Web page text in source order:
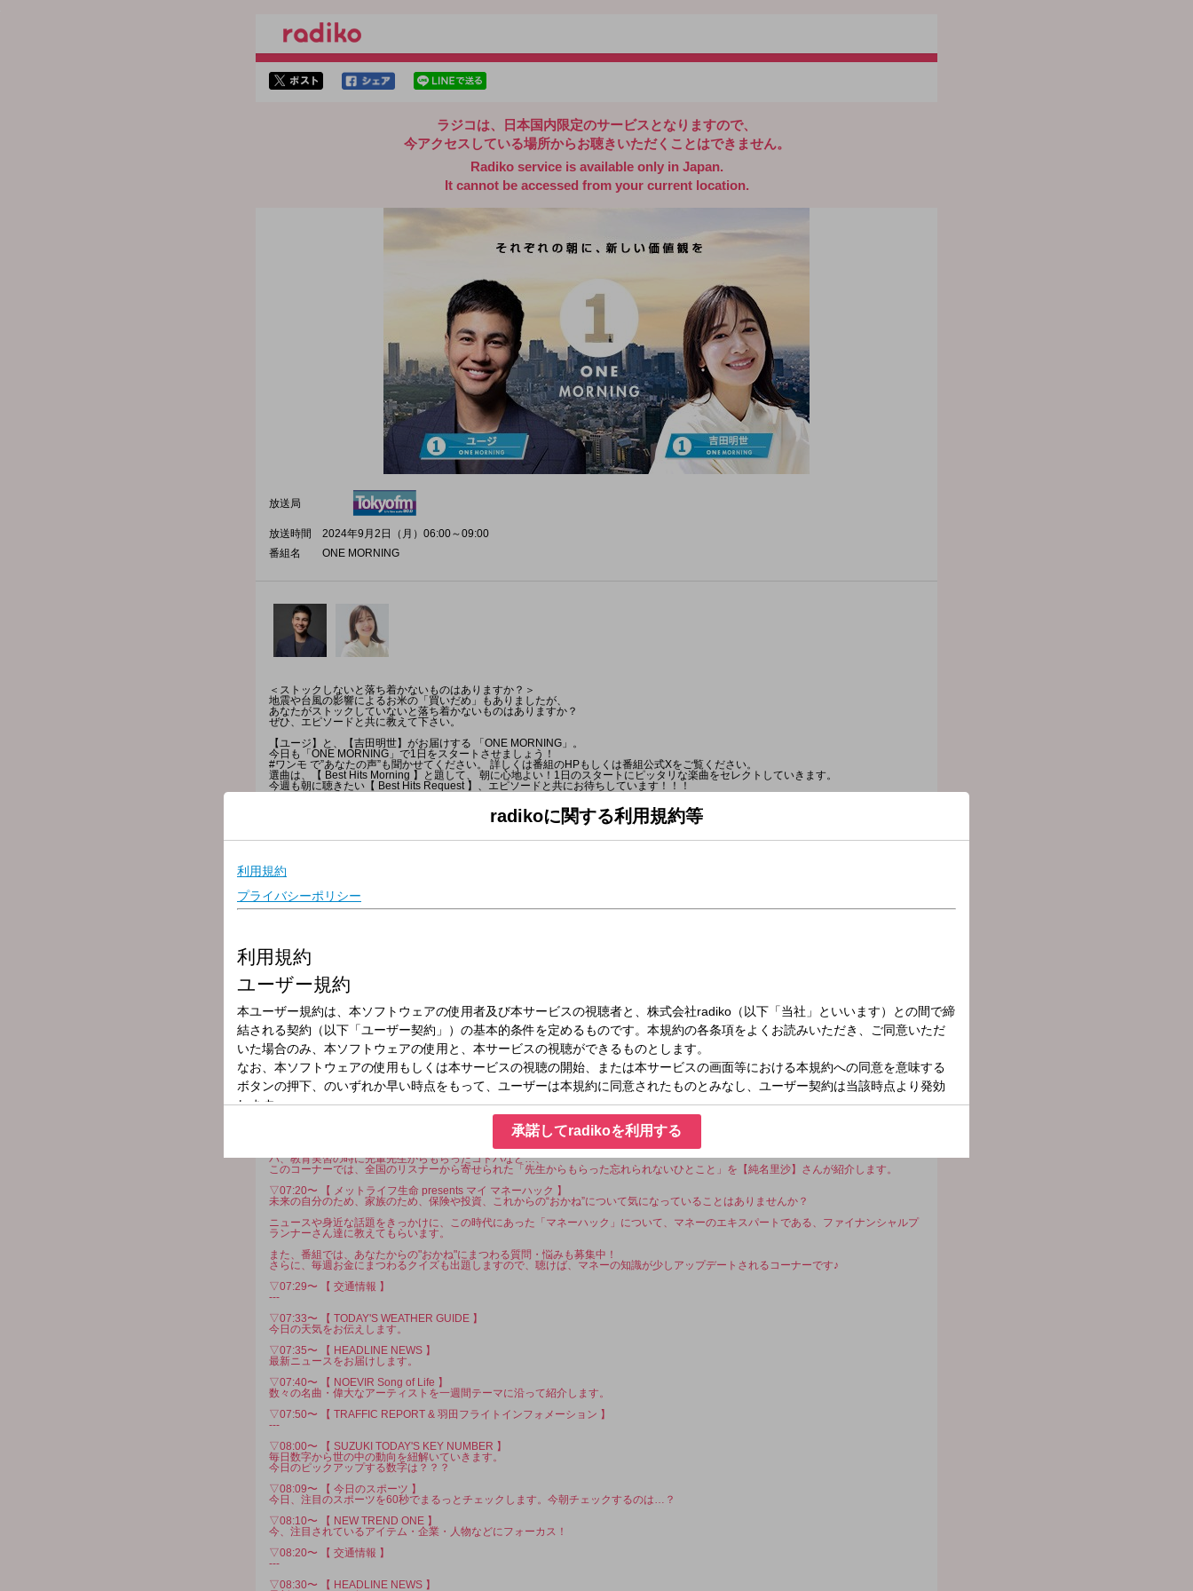
ラジコは、日本国内限定のサービスとなりますので、
今アクセスしている場所からお聴きいただくことはできません。
Radiko service is available only in Japan.
It cannot be accessed from your current location.
放送局
放送時間
2024年9月2日（月）06:00～09:00
番組名
ONE MORNING
＜ストックしないと落ち着かないものはありますか？＞
地震や台風の影響によるお米の「買いだめ」もありましたが、
あなたがストックしていないと落ち着かないものはありますか？
ぜひ、エピソードと共に教えて下さい。
【ユージ】と、【吉田明世】がお届けする 「ONE MORNING」。
今日も「ONE MORNING」で1日をスタートさせましょう！
#ワンモ で”あなたの声”も聞かせてください。 詳しくは番組のHPもしくは番組公式Xをご覧ください。
選曲は、【 Best Hits Morning 】と題して、 朝に心地よい！1日のスタートにピッタリな楽曲をセレクトしていきます。
今週も朝に聴きたい【 Best Hits Request 】、エピソードと共にお待ちしています！！！
[ 時間多少前後する場合があります。 また内容も一部変更となる場合があります ]
★無料アプリAuDeeで「#ユジコメ」を毎週配信中！
▽06:00〜 【 HEADLINE NEWS & WEATHER 】
▽06:12〜 【 交通情報 】
▽06:15〜 【 ワンコメ & AuDee Judge 】
▽06:25〜 【 WEATHER 】
全国の最新天気をお伝えします。
▽06:30〜 【 HEADLINE NEWS & WEATHER 】
▽06:55〜 【 MY OLYMPIC 】
トップアスリートたちが出演！ 日本各地で開催される競技会などを通して、かつての名選手から将来有望なオリンピック代表選手のタ
マゴまで選手を紹介。
▽07:00〜 【 MORNING HEADLINE 】
お天気と最新のHEADLINE NEWSをお届け。
▽07:10〜 【 リポビタンD TREND NET 】
今、知っておくべき注目のトレンドを、ネットメディアを発信する内側の人物、現代の情報のプロフェッショナルたちが日替わりで解説
▽07:19〜 【 ジブラルタ生命 Heart to Heart ありがとう、先生！ 】
受験の時に先生からもらったアドバイスのコトバ、叱られた時のコトバ、卒業式の日にもらった最後のコトバ、部活の叱咤激励のコト
バ、教育実習の時に先輩先生からもらったコトバなど…、
このコーナーでは、全国のリスナーから寄せられた「先生からもらった忘れられないひとこと」を【純名里沙】さんが紹介します。
▽07:20〜 【 メットライフ生命 presents マイ マネーハック 】
未来の自分のため、家族のため、保険や投資、これからの“おかね”について気になっていることはありませんか？
ニュースや身近な話題をきっかけに、この時代にあった「マネーハック」について、マネーのエキスパートである、ファイナンシャルプ
ランナーさん達に教えてもらいます。
また、番組では、あなたからの"おかね"にまつわる質問・悩みも募集中！
さらに、毎週お金にまつわるクイズも出題しますので、聴けば、マネーの知識が少しアップデートされるコーナーです♪
▽07:29〜 【 交通情報 】
---
▽07:33〜 【 TODAY'S WEATHER GUIDE 】
今日の天気をお伝えします。
▽07:35〜 【 HEADLINE NEWS 】
最新ニュースをお届けします。
▽07:40〜 【 NOEVIR Song of Life 】
数々の名曲・偉大なアーティストを一週間テーマに沿って紹介します。
▽07:50〜 【 TRAFFIC REPORT & 羽田フライトインフォメーション 】
---
▽08:00〜 【 SUZUKI TODAY'S KEY NUMBER 】
毎日数字から世の中の動向を紐解いていきます。
今日のピックアップする数字は？？？
▽08:09〜 【 今日のスポーツ 】
今日、注目のスポーツを60秒でまるっとチェックします。今朝チェックするのは…？
▽08:10〜 【 NEW TREND ONE 】
今、注目されているアイテム・企業・人物などにフォーカス！
▽08:20〜 【 交通情報 】
---
▽08:30〜 【 HEADLINE NEWS 】
radikoに関する利用規約等
承諾してradikoを利用する